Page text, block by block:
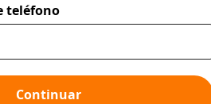
teléfono
Continuar